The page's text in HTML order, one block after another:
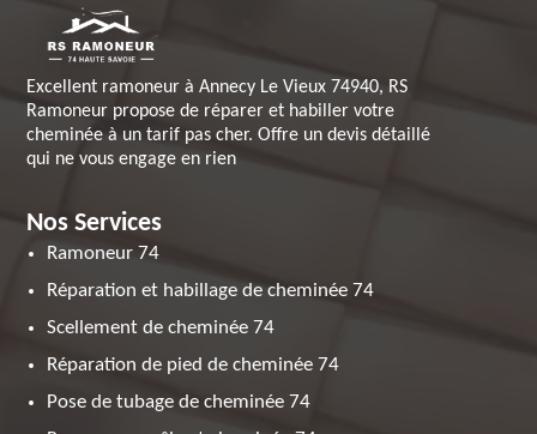
Excellent ramoneur à Annecy Le Vieux 74940, RS
Ramoneur propose de réparer et habiller votre
cheminée à un tarif pas cher. Offre un devis détaillé
qui ne vous engage en rien
Nos Services
Ramoneur 74
Réparation et habillage de cheminée 74
Scellement de cheminée 74
Réparation de pied de cheminée 74
Pose de tubage de cheminée 74